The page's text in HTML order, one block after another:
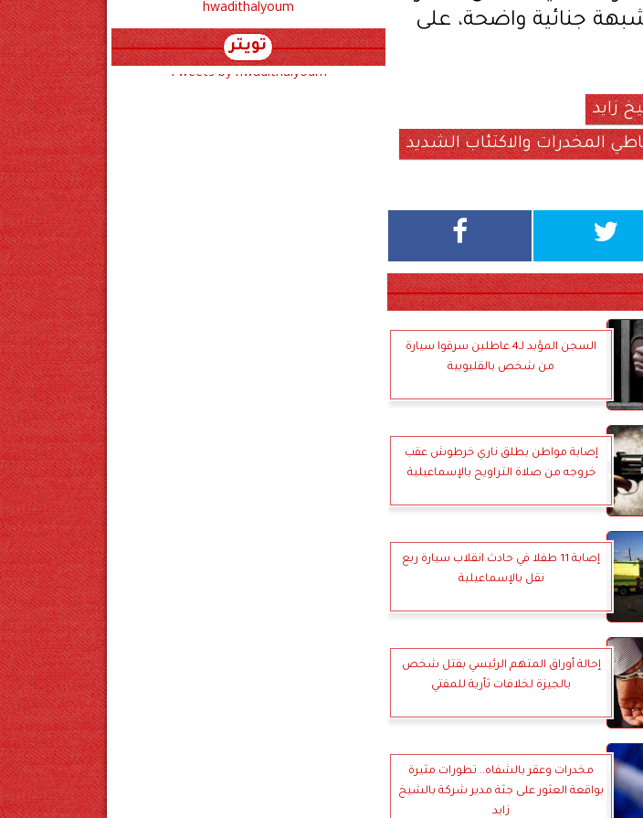
شبهة جنائية واضحة، على
زايد
المخدرات والاكتئاب الشديد
السجن المؤبد لـ4 عاطلين سرقوا سيارة
من شخص بالقليوبية
إصابة مواطن بطلق ناري خرطوش عقب
خروجه من صلاة التراويح بالإسماعيلية
إصابة 11 طفلا في حادث انقلاب سيارة ربع
نقل بالإسماعيلية
إحالة أوراق المتهم الرئيسي بقتل شخص
بالجيزة لخلافات ثأرية للمفتي
مخدرات وعقر بالشفاه.. تطورات مثيرة
بواقعة العثور على جثة مدير شركة بالشيخ
زايد
hwadithalyoum
تويتر
Tweets by hwadithalyoum